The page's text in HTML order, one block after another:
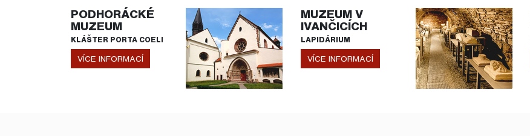
PODHORÁCKÉ
MUZEUM
KLÁŠTER PORTA COELI
VÍCE INFORMACÍ
MUZEUM V
IVANČICÍCH
LAPIDÁRIUM
VÍCE INFORMACÍ